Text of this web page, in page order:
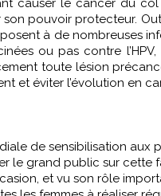
causer le cancer du
pouvoir protecteur.
à de nombreuses
ou pas contre
toute lésion
et éviter l’évolution en
de sensibilisation aux
le grand public sur cette
et vu son rôle